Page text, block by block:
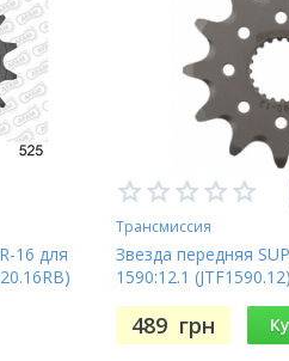
16 для
Трансмиссия
Звезда передняя
1590:12.1 (JTF1590.12)
489 грн